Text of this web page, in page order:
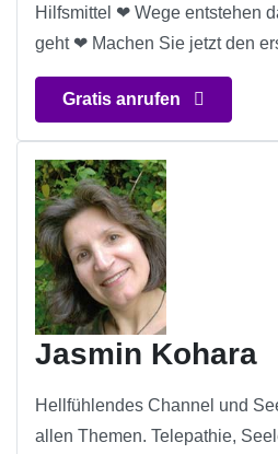
Hilfsmittel ❤ Wege entstehen
geht ❤ Machen Sie jetzt den
Gratis anrufen
Jasmin Kohara
Hellfühlendes Channel und
allen Themen. Telepathie,